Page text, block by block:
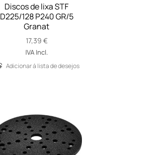
Discos de lixa STF
D225/128 P240 GR/5
Granat
17,39 €
IVA Incl.
Adicionar á lista de desejos